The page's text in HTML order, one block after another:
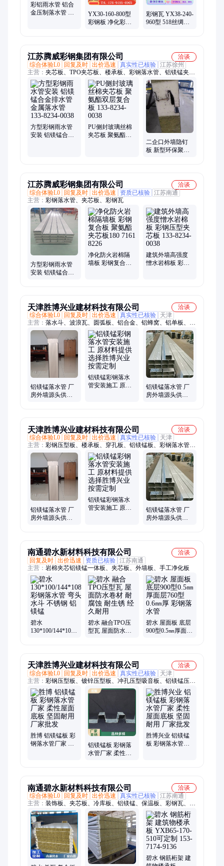
彩铝雨水管 铝合
金压制落水管 厂
YX30-160-800型
彩钢板 净化彩钢
彩钢瓦 YX38-240-
960型 518丝绸灰
江苏腾威彩钢集团有限公司
洽谈
综合体验L0
回复及时 出价迅速 真实性已核验 江苏徐州
主营： 夹芯板、TPO夹芯板、楼承板、彩钢落水管、铝镁锰夹芯
板、光伏夹芯板、直立锁边夹芯板、PIR冷库板、聚氨酯夹芯
板、净化夹芯板、玻镁夹芯板、Z型钢、不锈钢夹芯板
方型彩钢雨水管
安装 铝镁锰合金
PU侧封玻璃丝棉
夹芯板 聚氨酯双
二企口外墙隐钉
板 新型环保聚氨
江苏腾威彩钢集团有限公司
洽谈
综合体验L0
回复及时 出价迅速 资质已核验 江苏南通
主营： 彩钢落水管、夹芯板、彩钢瓦
方型彩钢雨水管
安装 铝镁锰合金
净化防火岩棉隔
墙板 彩钢复合板
建筑外墙高强度
憎水岩棉板 彩钢
天津胜博兴业建材科技有限公司
洽谈
综合体验L0
回复及时 出价迅速 真实性已核验
天津
主营： 落水斗、波浪瓦、圆弧板、铝合金、铝蜂窝、铝单板、铝
镁锰、落水管、承重板、冲孔网、装饰板、冲孔板、楼承板、横
铺板、墙面板、横排板、穿孔板、880彩涂、彩钢瓦、冲孔压、
排水管、净化板、雨水管、波纹板、楼层板
铝镁锰落水管 厂
房外墙源头供应
铝镁锰彩钢落水
管安装施工 原材
铝镁锰落水管 厂
房外墙源头供应
天津胜博兴业建材科技有限公司
洽谈
综合体验L0
回复及时 出价迅速 真实性已核验
天津
主营： 彩钢压型板、楼承板、穿孔板、铝镁锰板、彩钢落水管、
净化板、岩棉复合板、聚氨酯侧封复合板
铝镁锰落水管 厂
房外墙源头供应
铝镁锰彩钢落水
管安装施工 原材
铝镁锰落水管 厂
房外墙源头供应
南通碧水新材料科技有限公司
洽谈
回复及时 出价迅速 资质已核验 江苏南通
主营： 岩棉夹芯铝镁锰一体板、夹芯板、外墙板、手工净化板
碧水
130*100/144*108
碧水 融合TPO压
型瓦 屋面防水卷
碧水 屋面板 底层
900型0.5㎜厚面层
天津胜博兴业建材科技有限公司
洽谈
综合体验L0
回复及时 出价迅速 真实性已核验
天津
主营： 彩钢压型板、镀锌压型板、冲孔压型吸音板、铝镁锰压型
板、彩钢落水管系统、铝镁锰、落水管、岩棉复合板、屋面板、
墙面板、冲孔板、落水斗、纯平板、装饰瓦、吸音板、反吊顶、
钢结构、波浪板、贝姆板、起拱板、楼承板、弧形瓦、吸音房
胜博 铝镁锰板 彩
钢落水管厂家 柔
铝镁锰板 彩钢落
水管厂家 柔性屋
胜博兴业 铝镁锰
板 彩钢落水管厂
南通碧水新材料科技有限公司
洽谈
综合体验L0
回复及时 出价迅速 真实性已核验 江苏南通
主营： 装饰板、夹芯板、冷库板、铝镁锰、保温板、彩钢瓦、岩
棉板、墙面板、铁皮瓦、棉夹心、聚氨酯板、丝棉夹芯、外墙材
料、岩棉夹芯、彩钢墙板、防火岩棉、室内隔断、净化夹心板、
桁架楼承板、金属波纹板、隐钉横铺板、聚氨酯夹芯、隐钉幕墙
板、钢结构厂房、岩棉幕墙板、岩棉复合板
碧水 钢筋桁架 建